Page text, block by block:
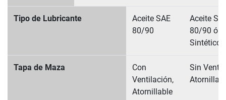
Tipo de Lubricante
Aceite SAE
80/90
Aceite
80/90 ó
Sintético
Tapa de Maza
Con
Ventilación,
Atornillable
Sin